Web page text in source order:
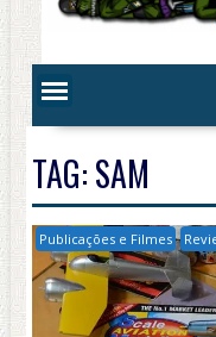
TAG:SAM
Publicações e Filmes